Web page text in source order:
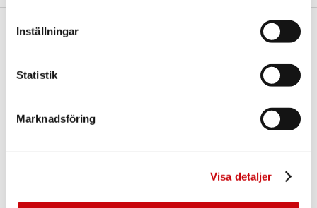
Inställningar
Statistik
Marknadsföring
Visa detaljer